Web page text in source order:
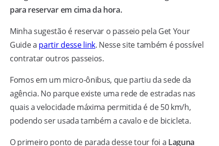
para reservar em cima da hora.
Minha sugestão é reservar o passeio pela Get Your
Guide a partir desse link. Nesse site também é possível
contratar outros passeios.
Fomos em um micro-ônibus, que partiu da sede da
agência. No parque existe uma rede de estradas nas
quais a velocidade máxima permitida é de 50 km/h,
podendo ser usada também a cavalo e de bicicleta.
O primeiro ponto de parada desse tour foi a Laguna